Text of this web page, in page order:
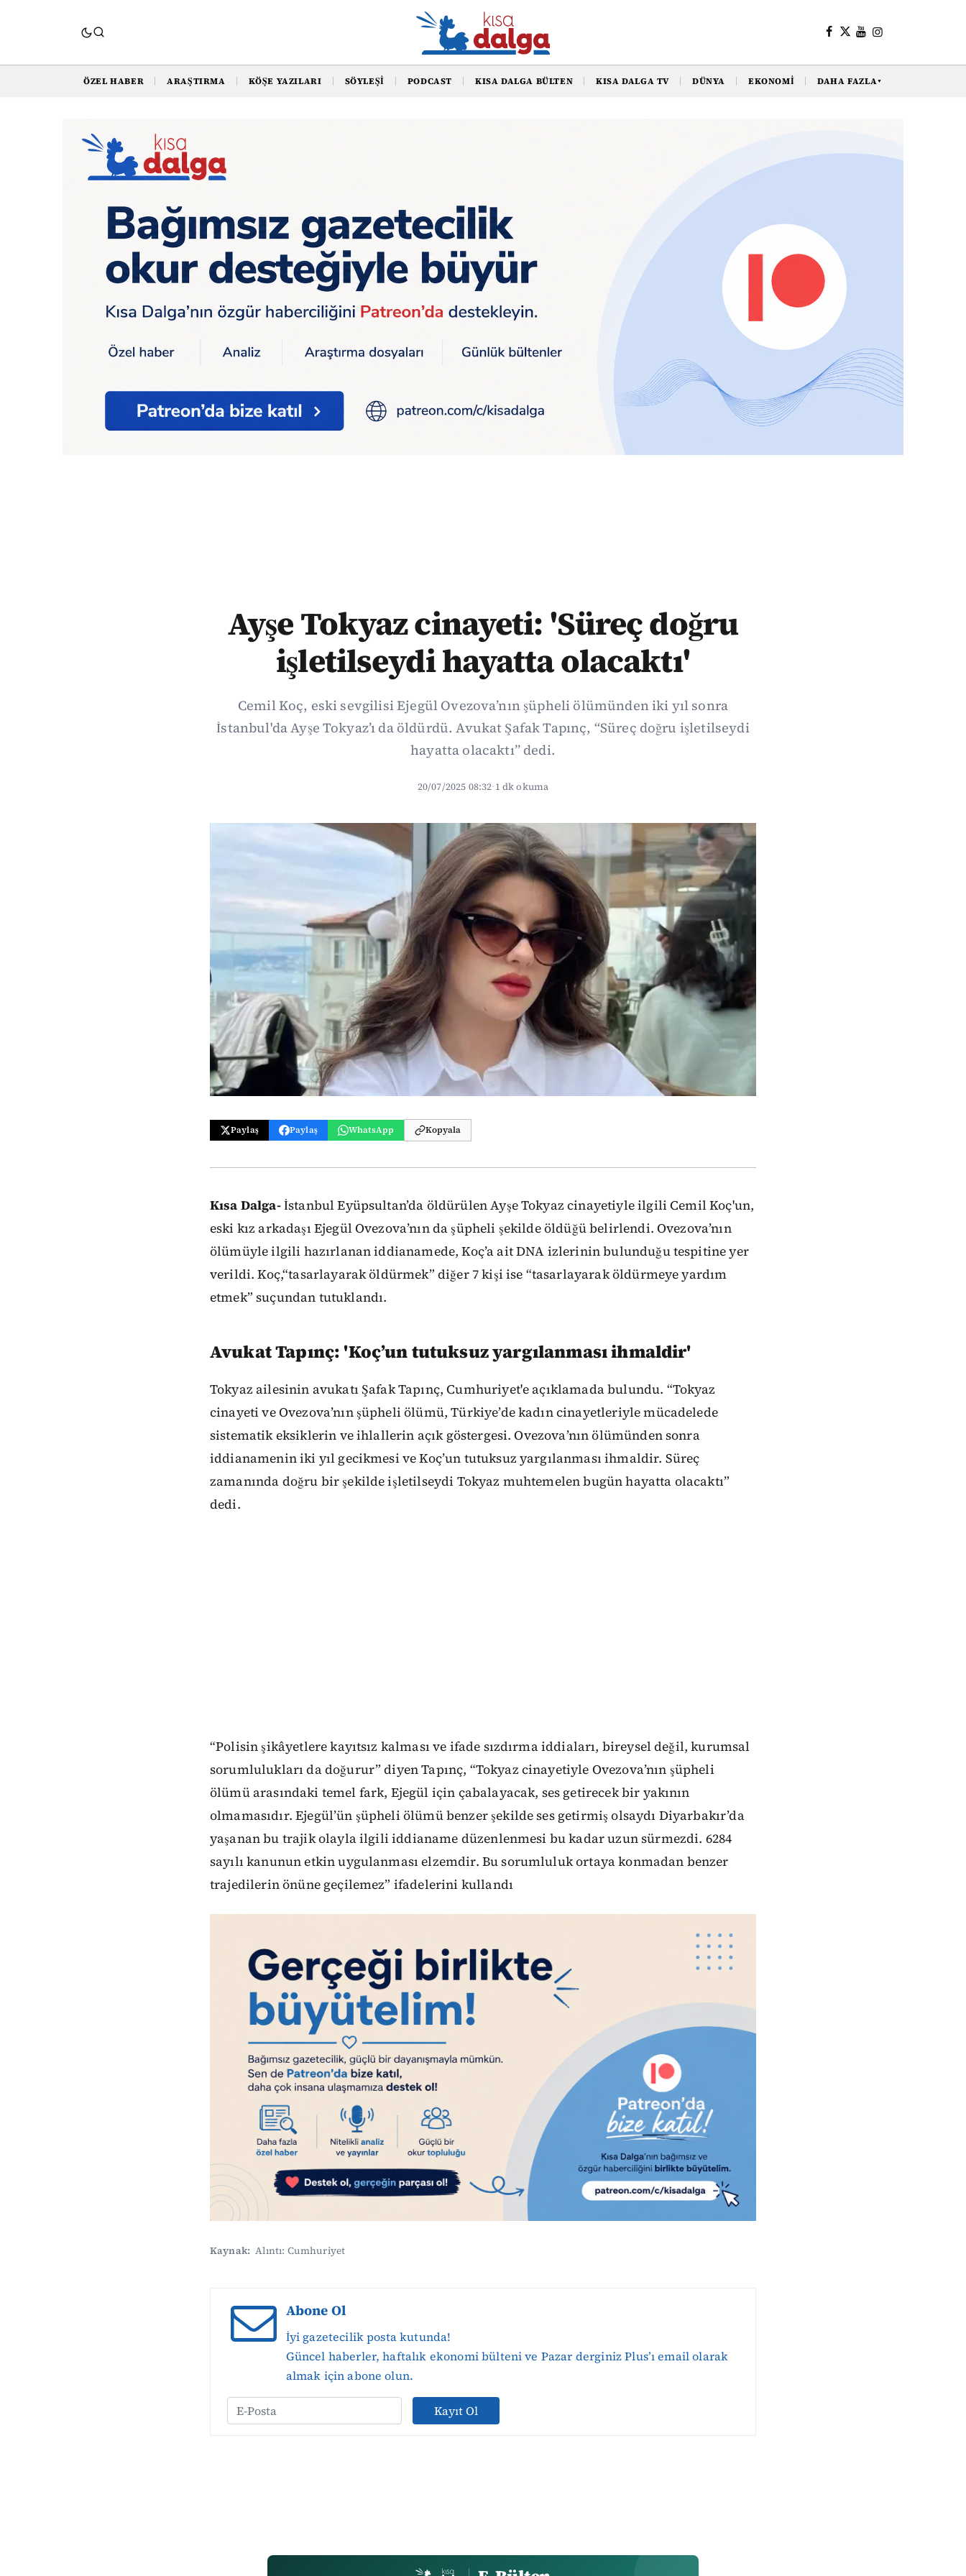
ÖZEL HABER ARAŞTIRMA KÖŞE YAZILARI SÖYLEŞI PODCAST KISA DALGA BÜLTEN KISA DALGA TV DÜNYA EKONOMI DAHA FAZLA▼
Ayşe Tokyaz cinayeti: 'Süreç doğru
işletilseydi hayatta olacaktı'
Cemil Koç, eski sevgilisi Ejegül Ovezova’nın şüpheli ölümünden iki yıl sonra
İstanbul'da Ayşe Tokyaz’ı da öldürdü. Avukat Şafak Tapınç, “Süreç doğru işletilseydi
hayatta olacaktı” dedi.
20/07/2025 08:32·1 dk okuma
Paylaş Paylaş WhatsApp Kopyala
Kısa Dalga-İstanbul Eyüpsultan’da öldürülen Ayşe Tokyaz cinayetiyle ilgili Cemil Koç'un,
eski kız arkadaşı Ejegül Ovezova’nın da şüpheli şekilde öldüğü belirlendi. Ovezova’nın
ölümüyle ilgili hazırlanan iddianamede, Koç’a ait DNA izlerinin bulunduğu tespitine yer
verildi. Koç,“tasarlayarak öldürmek” diğer 7 kişi ise “tasarlayarak öldürmeye yardım
etmek” suçundan tutuklandı.
Avukat Tapınç: 'Koç’un tutuksuz yargılanması ihmaldir'
Tokyaz ailesinin avukatı Şafak Tapınç, Cumhuriyet'e açıklamada bulundu. “Tokyaz
cinayeti ve Ovezova’nın şüpheli ölümü, Türkiye’de kadın cinayetleriyle mücadelede
sistematik eksiklerin ve ihlallerin açık göstergesi. Ovezova’nın ölümünden sonra
iddianamenin iki yıl gecikmesi ve Koç’un tutuksuz yargılanması ihmaldir. Süreç
zamanında doğru bir şekilde işletilseydi Tokyaz muhtemelen bugün hayatta olacaktı”
dedi.
“Polisin şikâyetlere kayıtsız kalması ve ifade sızdırma iddiaları, bireysel değil, kurumsal
sorumlulukları da doğurur” diyen Tapınç, “Tokyaz cinayetiyle Ovezova’nın şüpheli
ölümü arasındaki temel fark, Ejegül için çabalayacak, ses getirecek bir yakının
olmamasıdır. Ejegül’ün şüpheli ölümü benzer şekilde ses getirmiş olsaydı Diyarbakır’da
yaşanan bu trajik olayla ilgili iddianame düzenlenmesi bu kadar uzun sürmezdi. 6284
sayılı kanunun etkin uygulanması elzemdir. Bu sorumluluk ortaya konmadan benzer
trajedilerin önüne geçilemez” ifadelerini kullandı
Kaynak: Alıntı: Cumhuriyet
Abone Ol
İyi gazetecilik posta kutunda!
Güncel haberler, haftalık ekonomi bülteni ve Pazar derginiz Plus’ı email olarak
almak için abone olun.
Kayıt Ol